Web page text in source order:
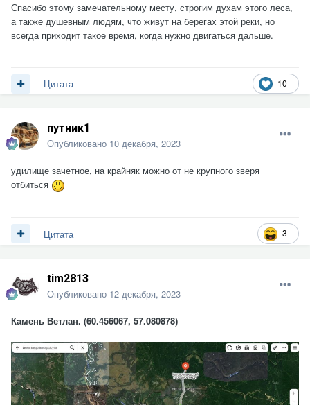
Спасибо этому замечательному месту, строгим духам этого леса,
а также душевным людям, что живут на берегах этой реки, но
всегда приходит такое время, когда нужно двигаться дальше.
10
Цитата
путник1
Опубликовано 10 декабря, 2023
удилище зачетное, на крайняк можно от не крупного зверя
отбиться
3
Цитата
tim2813
Опубликовано 12 декабря, 2023
Камень Ветлан. (60.456067, 57.080878)